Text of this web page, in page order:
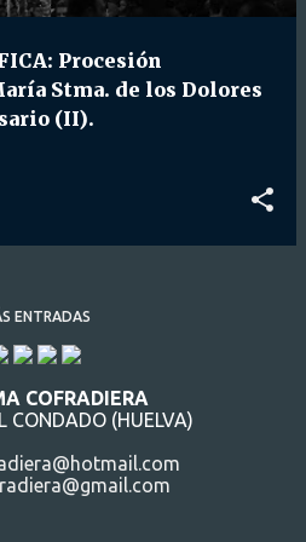
Procesión
Stma. de los Dolores
(II).
ENTRADAS
COFRADIERA
CONDADO (HUELVA)